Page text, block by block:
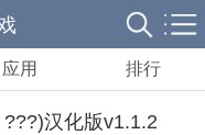
应用 排行
汉化版v1.1.2